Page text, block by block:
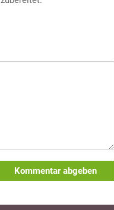
Kommentar abgeben